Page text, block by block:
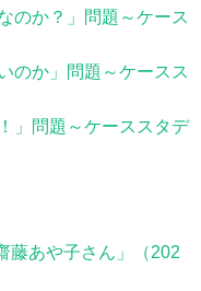
のか？」問題～ケース
のか」問題～ケースス
」問題～ケーススタデ
あや子さん」（202